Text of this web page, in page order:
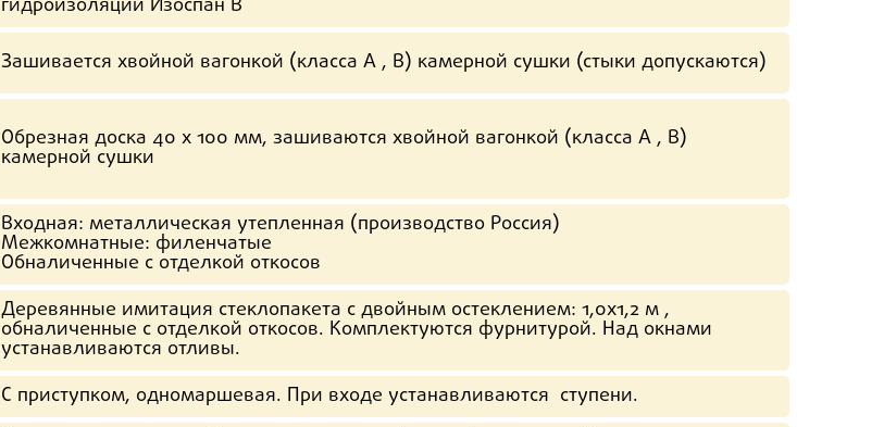
гидроизоляции Изоспан В
Зашивается хвойной вагонкой (класса А , В) камерной сушки (стыки допускаются)
Обрезная доска 40 х 100 мм, зашиваются хвойной вагонкой (класса А , В)
камерной сушки
Входная: металлическая утепленная (производство Россия)
Межкомнатные: филенчатые
Обналиченные с отделкой откосов
Деревянные имитация стеклопакета с двойным остеклением: 1,0х1,2 м ,
обналиченные с отделкой откосов. Комплектуются фурнитурой. Над окнами
устанавливаются отливы.
С приступком, одномаршевая. При входе устанавливаются ступени.